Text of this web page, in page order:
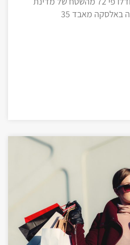
באלסקה מאבד 35